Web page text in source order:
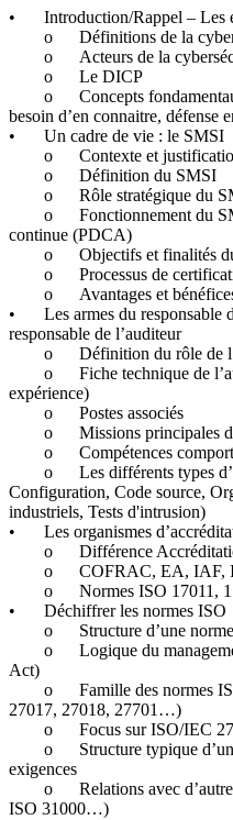
•
Introduction/Rappel – Les
o
Définitions de la
o
Acteurs de la
o
Le DICP
o
Concepts
besoin d’en connaitre,
•
Un cadre de vie : le SMSI
o
Contexte et
o
Définition du SMSI
o
Rôle stratégique du
o
Fonctionnement du
continue (PDCA)
o
Objectifs et finalités
o
Processus de
o
Avantages et
•
Les armes du responsable
responsable de l’auditeur
o
Définition du rôle de
o
Fiche technique de
expérience)
o
Postes associés
o
Missions principales
o
Compétences
o
Les différents types
Configuration, Code source,
industriels, Tests d'intrusion)
•
Les organismes
o
Différence
o
COFRAC, EA, IAF,
o
Normes ISO 17011,
•
Déchiffrer les normes ISO
o
Structure d’une
o
Logique du
Act)
o
Famille des normes
27017, 27018, 27701…)
o
Focus sur ISO/IEC
o
Structure typique
exigences
o
Relations avec
ISO 31000…)